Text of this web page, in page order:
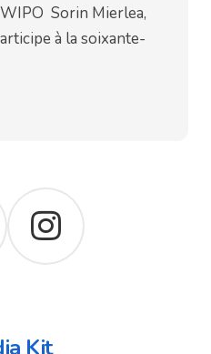
Sorin Mierlea,
à la soixante-
Kit